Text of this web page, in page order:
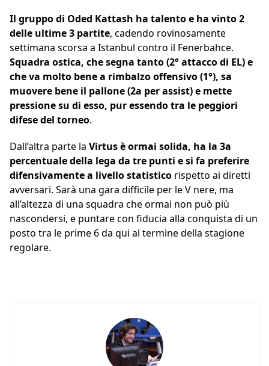
Il gruppo di Oded Kattash ha talento e ha vinto 2
delle ultime 3 partite, cadendo rovinosamente
settimana scorsa a Istanbul contro il Fenerbahce.
Squadra ostica, che segna tanto (2° attacco di EL) e
che va molto bene a rimbalzo offensivo (1°), sa
muovere bene il pallone (2a per assist) e mette
pressione su di esso, pur essendo tra le peggiori
difese del torneo.
Dall’altra parte la Virtus è ormai solida, ha la 3a
percentuale della lega da tre punti e si fa preferire
difensivamente a livello statistico rispetto ai diretti
avversari. Sarà una gara difficile per le V nere, ma
all’altezza di una squadra che ormai non può più
nascondersi, e puntare con fiducia alla conquista di un
posto tra le prime 6 da qui al termine della stagione
regolare.